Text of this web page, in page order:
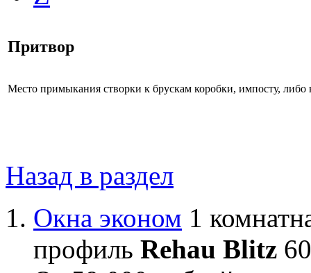
Притвор
Место примыкания створки к брускам коробки, импосту,
Назад в раздел
Окна эконом 1
профиль Rehau Blitz